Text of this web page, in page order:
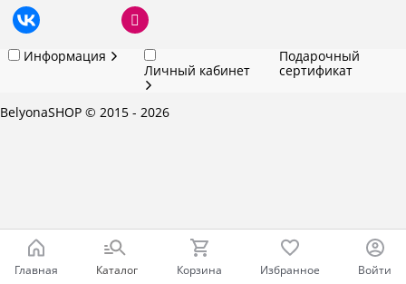
Информация
Личный кабинет
Подарочный
сертификат
BelyonaSHOP © 2015 - 2026
Главная Каталог Корзина Избранное Войти